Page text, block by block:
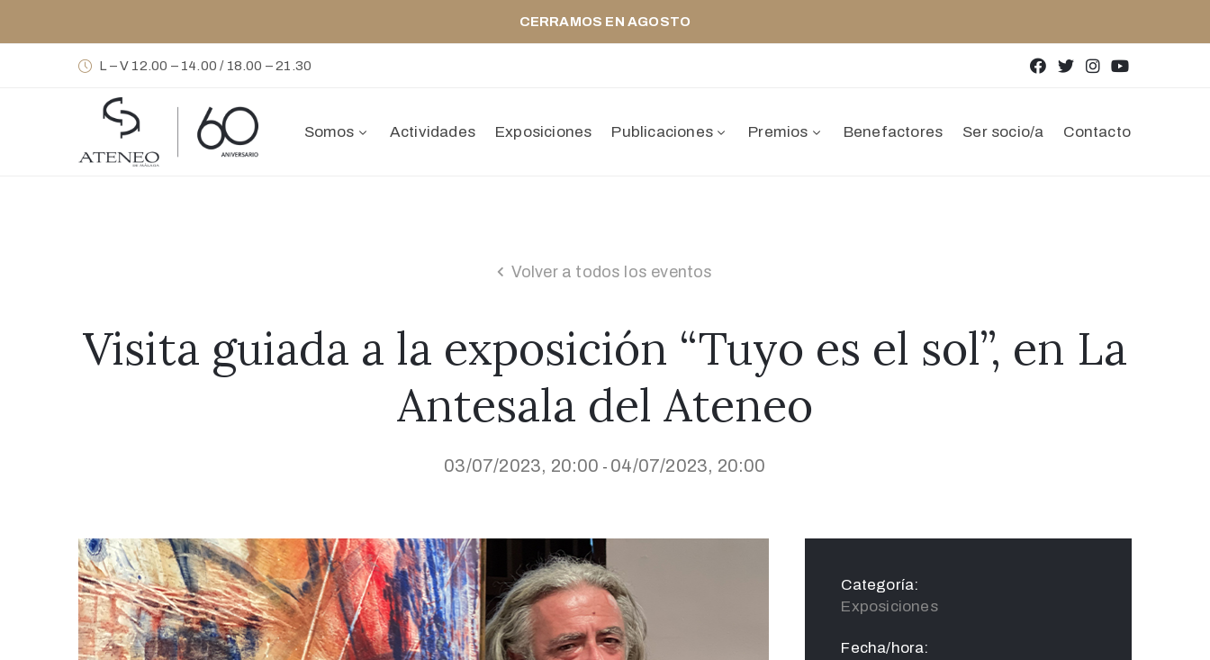
CERRAMOS EN AGOSTO
L – V 12.00 – 14.00 / 18.00 – 21.30
Somos Actividades Exposiciones Publicaciones Premios Benefactores Ser socio/a Contacto
Volver a todos los eventos
Visita guiada a la exposición “Tuyo es el sol”, en La
Antesala del Ateneo
03/07/2023, 20:00 - 04/07/2023, 20:00
Categoría:
Exposiciones
Fecha/hora: